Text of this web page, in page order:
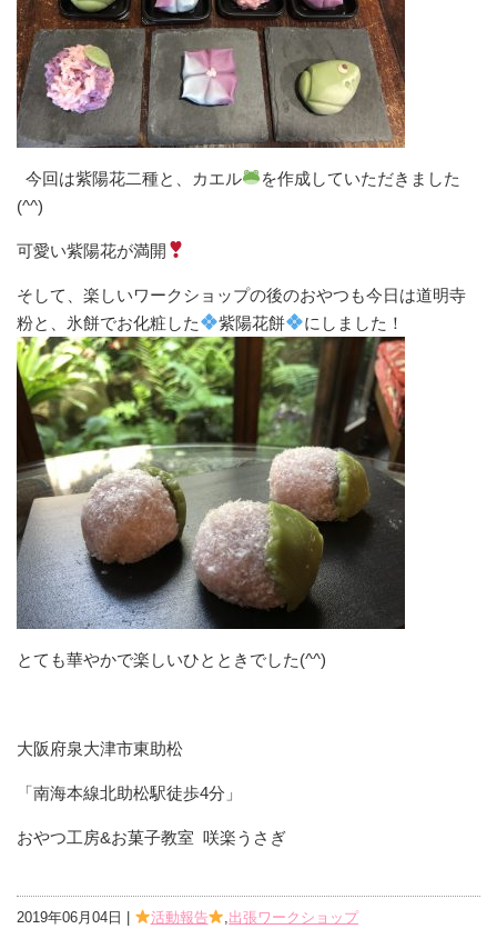
今回は紫陽花二種と、カエル
を作成していただきました
(^^)
可愛い紫陽花が満開
そして、楽しいワークショップの後のおやつも今日は道明寺
粉と、氷餅でお化粧した
紫陽花餅 にしました！
とても華やかで楽しいひとときでした(^^)
大阪府泉大津市東助松
「南海本線北助松駅徒歩4分」
おやつ工房&お菓子教室 咲楽うさぎ
2019年06月04日 | 活動報告 出張ワークショップ